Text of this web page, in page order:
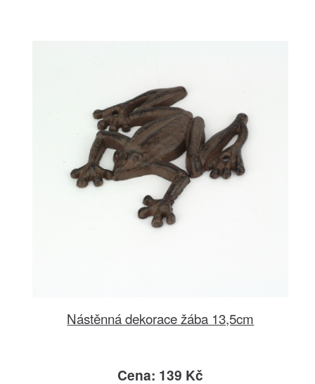
Nástěnná dekorace žába 13,5cm
Cena: 139 Kč